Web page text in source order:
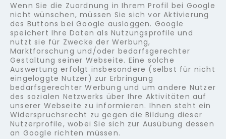
Wenn Sie die Zuordnung in Ihrem Profil bei Google
nicht wünschen, müssen Sie sich vor Aktivierung
des Buttons bei Google ausloggen. Google
speichert Ihre Daten als Nutzungsprofile und
nutzt sie für Zwecke der Werbung,
Marktforschung und/oder bedarfsgerechter
Gestaltung seiner Webseite. Eine solche
Auswertung erfolgt insbesondere (selbst für nicht
eingeloggte Nutzer) zur Erbringung
bedarfsgerechter Werbung und um andere Nutzer
des sozialen Netzwerks über Ihre Aktivitäten auf
unserer Webseite zu informieren. Ihnen steht ein
Widerspruchsrecht zu gegen die Bildung dieser
Nutzerprofile, wobei Sie sich zur Ausübung dessen
an Google richten müssen.